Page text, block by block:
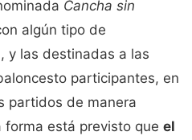
Cancha sin
algún tipo de
y las destinadas a las
participantes, en
partidos de manera
forma está previsto que el